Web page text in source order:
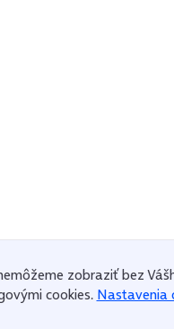
zobraziť bez
cookies. Nastavenia